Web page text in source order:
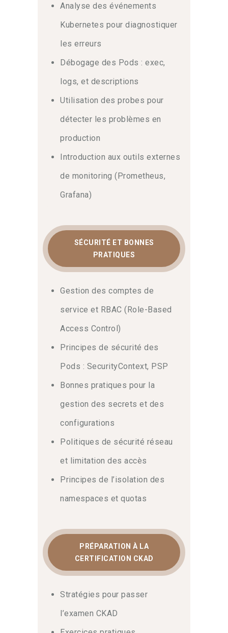
Analyse des événements
Kubernetes pour diagnostiquer
les erreurs
Débogage des Pods : exec,
logs, et descriptions
Utilisation des probes pour
détecter les problèmes en
production
Introduction aux outils externes
de monitoring (Prometheus,
Grafana)
SÉCURITÉ ET BONNES
PRATIQUES
Gestion des comptes de
service et RBAC (Role-Based
Access Control)
Principes de sécurité des
Pods : SecurityContext, PSP
Bonnes pratiques pour la
gestion des secrets et des
configurations
Politiques de sécurité réseau
et limitation des accès
Principes de l’isolation des
namespaces et quotas
PRÉPARATION À LA
CERTIFICATION CKAD
Stratégies pour passer
l’examen CKAD